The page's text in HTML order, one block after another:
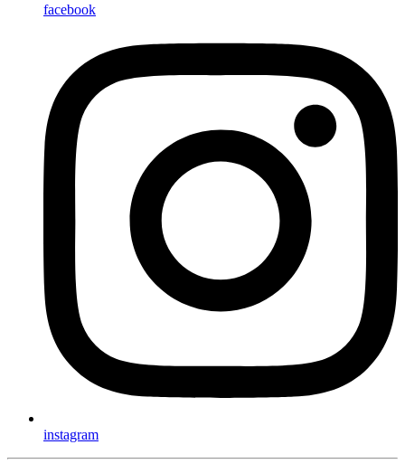
facebook
instagram